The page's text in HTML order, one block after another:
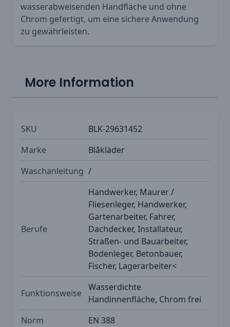
wasserabweisenden Handfläche und ohne
Chrom gefertigt, um eine sichere Anwendung
zu gewährleisten.
More Information
SKU
BLK-29631452
Marke
Blåkläder
Waschanleitung /
Berufe
Handwerker, Maurer /
Fliesenleger, Handwerker,
Gartenarbeiter, Fahrer,
Dachdecker, Installateur,
Straßen- und Bauarbeiter,
Bodenleger, Betonbauer,
Fischer, Lagerarbeiter<
Funktionsweise
Wasserdichte
Handinnenfläche, Chrom frei
Norm
EN 388